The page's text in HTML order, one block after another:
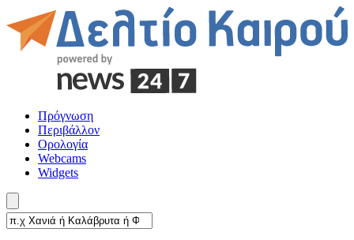
Πρόγνωση
Περιβάλλον
Ορολογία
Webcams
Widgets